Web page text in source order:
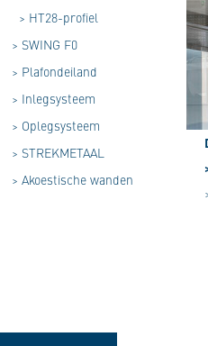
> HT28-profiel
> SWING F0
> Plafondeiland
> Inlegsysteem
> Oplegsysteem
> STREKMETAAL
> Akoestische wanden